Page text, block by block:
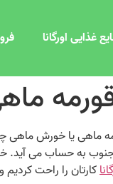
غذایی اورگانا
ماهی یا خورش
به حساب می‌ آید.
کارتان را راحت